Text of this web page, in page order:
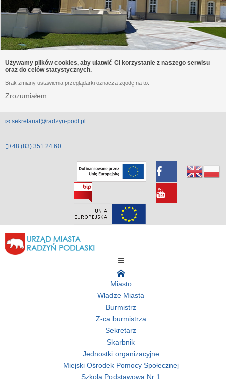
Używamy plików cookies, aby ułatwić Ci korzystanie z naszego serwisu
oraz do celów statystycznych.
Brak zmiany ustawienia przeglądarki oznacza zgodę na to.
Zrozumiałem
sekretariat@radzyn-podl.pl
+48 (83) 351 24 60
Miasto
Władze Miasta
Burmistrz
Z-ca burmistrza
Sekretarz
Skarbnik
Jednostki organizacyjne
Miejski Ośrodek Pomocy Społecznej
Szkoła Podstawowa Nr 1